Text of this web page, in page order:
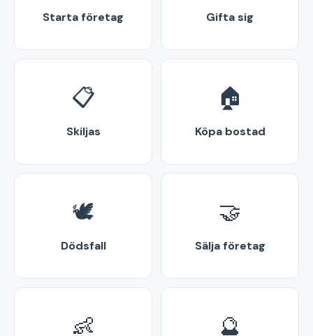
Starta företag Gifta sig
📋
Skiljas
🏠
Köpa bostad
🕊️
Dödsfall
🤝
Sälja företag
👶 🔮